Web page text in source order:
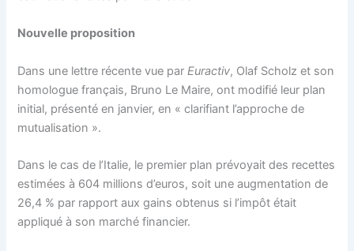
Nouvelle proposition
Dans une lettre récente vue par Euractiv, Olaf Scholz et son
homologue français, Bruno Le Maire, ont modifié leur plan
initial, présenté en janvier, en « clarifiant l’approche de
mutualisation ».
Dans le cas de l’Italie, le premier plan prévoyait des recettes
estimées à 604 millions d’euros, soit une augmentation de
26,4 % par rapport aux gains obtenus si l’impôt était
appliqué à son marché financier.